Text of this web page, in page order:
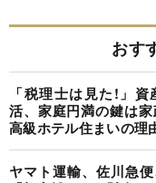
おす
「税理士は見た!」
活、家庭円満の鍵は
高級ホテル住まいの理
ヤマト運輸、佐川急